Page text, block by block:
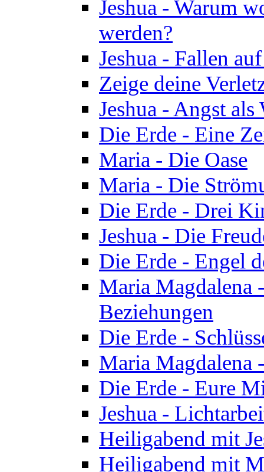
Jeshua - Warum
werden?
Jeshua - Fallen
Zeige deine
Jeshua - Angst als
Die Erde - Eine
Maria - Die Oase
Maria - Die
Die Erde - Drei
Jeshua - Die
Die Erde - Engel
Maria Magdalena
Beziehungen
Die Erde -
Maria Magdalena
Die Erde - Eure
Jeshua -
Heiligabend mit
Heiligabend mit